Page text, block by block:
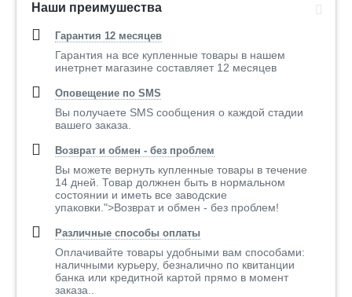
Наши преимушества
Гарантия 12 месяцев
Гарантия на все купленные товары в нашем
инетрнет магазине составляет 12 месяцев
Оповещение по SMS
Вы получаете SMS сообщения о каждой стадии
вашего заказа.
Возврат и обмен - без проблем
Вы можете вернуть купленные товары в течение
14 дней. Товар должнен быть в нормальном
состоянии и иметь все заводские
упаковки.">Возврат и обмен - без проблем!
Различные способы оплаты
Оплачивайте товары удобными вам способами:
наличными курьеру, безналично по квитанции
банка или кредитной картой прямо в момент
заказа..